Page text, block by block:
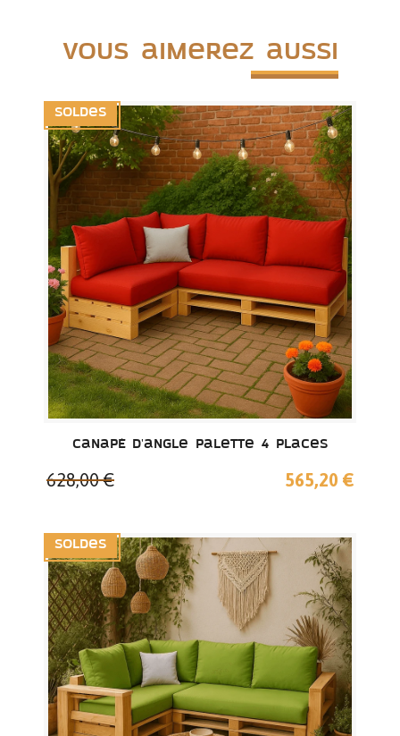
Vous aimerez aussi
Canapé d'angle palette 4 places
628,00 € 565,20 €
Soldes
Soldes